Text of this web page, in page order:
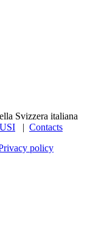
Svizzera italiana
| Contacts
policy